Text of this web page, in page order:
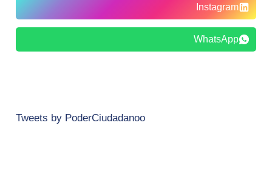
Instagram
WhatsApp
Tweets by PoderCiudadanoo